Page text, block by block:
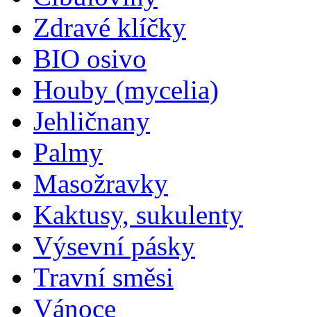
Zdravé klíčky
BIO osivo
Houby (mycelia)
Jehličnany
Palmy
Masožravky
Kaktusy, sukulenty
Výsevní pásky
Travní směsi
Vánoce